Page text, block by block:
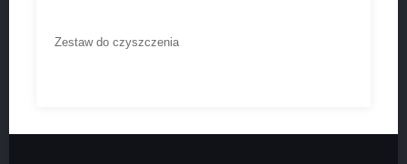
Zestaw do czyszczenia